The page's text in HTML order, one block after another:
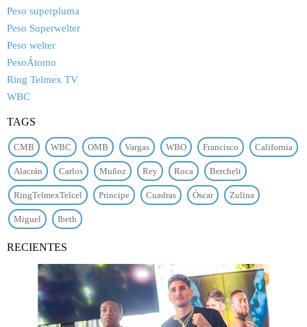
Peso superpluma
Peso Superwelter
Peso welter
PesoÁtomo
Ring Telmex TV
WBC
TAGS
CMB WBC OMB Vargas WBO Francisco California
Alacrán Carlos Muñoz Rey Roca Berchelt
RingTelmexTelcel Principe Cuadras Óscar Zulina
Miguel Ibeth
RECIENTES